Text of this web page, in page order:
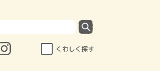
くわしく探す